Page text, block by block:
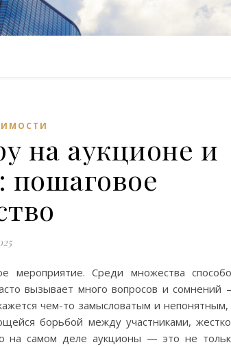
на аукционе и
пошаговое
Среди множества
вызывает много вопросов и сомнений
чем-то замысловатым и непонятным,
борьбой между участниками,
на самом деле аукционы — это не